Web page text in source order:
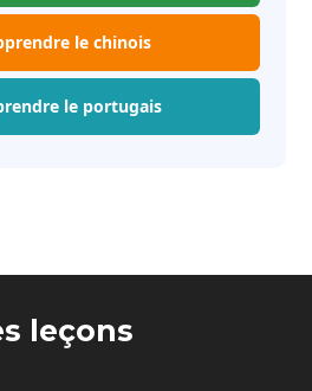
le chinois
le portugais
leçons